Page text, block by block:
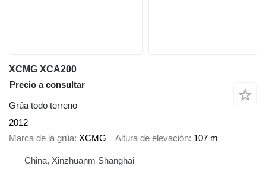
XCMG XCA200
Precio a consultar
Grúa todo terreno
2012
Marca de la grúa XCMG Altura de elevación 107 m
China, Xinzhuanm Shanghai